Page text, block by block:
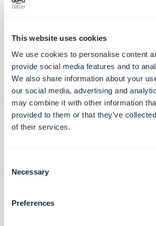
This website uses cookies
We use cookies to personalise content
provide social media features and to
We also share information about your
our social media, advertising and
may combine it with other information
provided to them or that they’ve
of their services.
Selection
Necessary
Preferences
vos clients en limitant les
Stripe Extended
Proposez des méthodes de
supplémentaires sur votre
à Stripe Extended